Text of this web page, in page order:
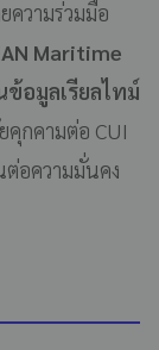
ความร่วมมือ
Maritime
อมูลเรียลไทม์
คุกคามต่อ CUI
อความมั่นคง